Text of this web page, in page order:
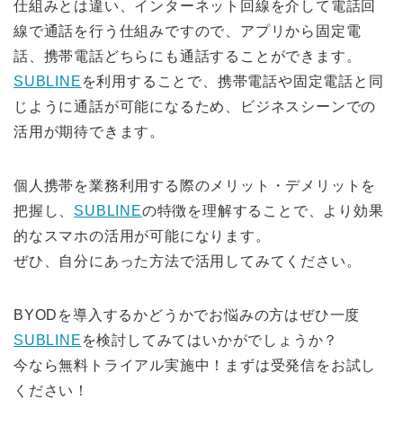
仕組みとは違い、インターネット回線を介して電話回
線で通話を行う仕組みですので、アプリから固定電
話、携帯電話どちらにも通話することができます。
SUBLINE を利用することで、携帯電話や固定電話と同
じように通話が可能になるため、ビジネスシーンでの
活用が期待できます。
個人携帯を業務利用する際のメリット・デメリットを
把握し、 SUBLINEの特徴を理解することで、より効果
的なスマホの活用が可能になります。
ぜひ、自分にあった方法で活用してみてください。
BYODを導入するかどうかでお悩みの方はぜひ一度
SUBLINE を検討してみてはいかがでしょうか？
今なら無料トライアル実施中！まずは受発信をお試し
ください！